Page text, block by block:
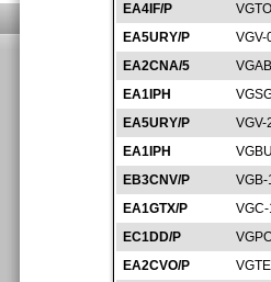
EA4IF/P
EA5URY/P
VGV-
EA2CNA/5
EA1IPH
EA5URY/P
VGV-
EA1IPH
EB3CNV/P
EA1GTX/P
EC1DD/P
EA2CVO/P